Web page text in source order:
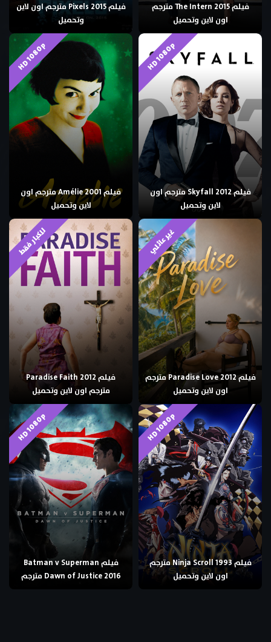
فيلم The Intern 2015 مترجم
اون لاين وتحميل
فيلم Pixels 2015 مترجم اون لاين
وتحميل
HD 1080p
فيلم Skyfall 2012 مترجم اون
لاين وتحميل
HD 1080p
فيلم Amélie 2001 مترجم اون
لاين وتحميل
غير عائلي
فيلم Paradise Love 2012 مترجم
اون لاين وتحميل
للكبار فقط
فيلم Paradise Faith 2012
مترجم اون لاين وتحميل
HD 1080p
فيلم Ninja Scroll 1993 مترجم
اون لاين وتحميل
HD 1080p
فيلم Batman v Superman
Dawn of Justice 2016 مترجم